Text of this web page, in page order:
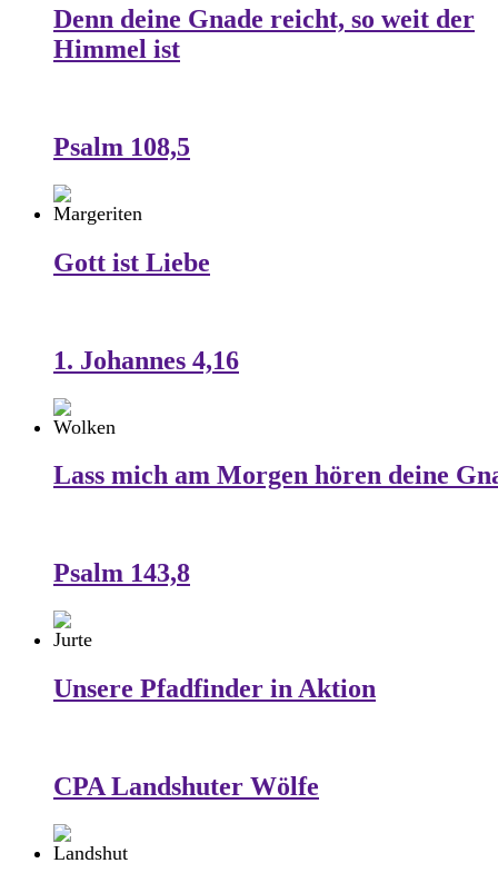
Denn deine Gnade reicht, so weit der
Himmel ist
Psalm 108,5
Gott ist Liebe
1. Johannes 4,16
Lass mich am Morgen hören deine
Psalm 143,8
Unsere Pfadfinder in Aktion
CPA Landshuter Wölfe